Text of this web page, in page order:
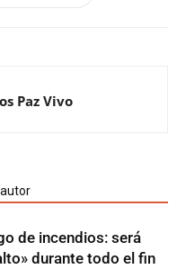
Paz Vivo
de incendios: será
durante todo el fin